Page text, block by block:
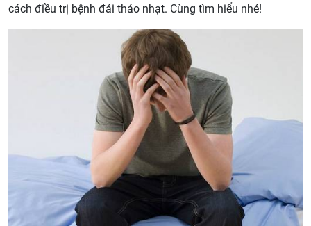
cách điều trị bệnh đái tháo nhạt. Cùng tìm hiểu nhé!